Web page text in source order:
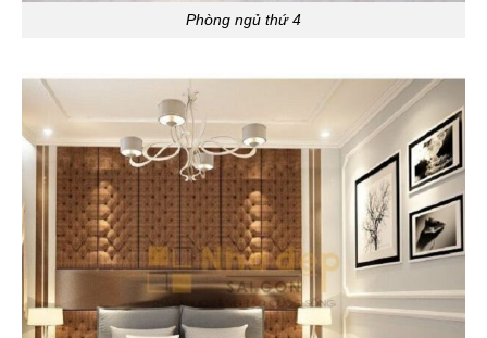
Phòng ngủ thứ 4